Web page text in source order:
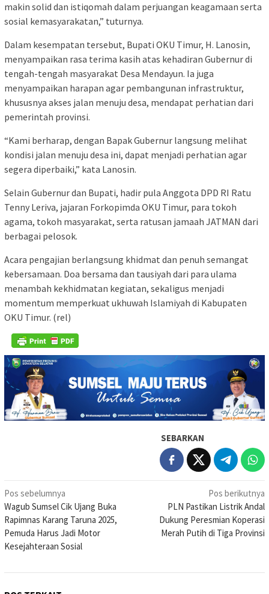
makin solid dan istiqomah dalam perjuangan keagamaan serta
sosial kemasyarakatan,” tuturnya.
Dalam kesempatan tersebut, Bupati OKU Timur, H. Lanosin,
menyampaikan rasa terima kasih atas kehadiran Gubernur di
tengah-tengah masyarakat Desa Mendayun. Ia juga
menyampaikan harapan agar pembangunan infrastruktur,
khususnya akses jalan menuju desa, mendapat perhatian dari
pemerintah provinsi.
“Kami berharap, dengan Bapak Gubernur langsung melihat
kondisi jalan menuju desa ini, dapat menjadi perhatian agar
segera diperbaiki,” kata Lanosin.
Selain Gubernur dan Bupati, hadir pula Anggota DPD RI Ratu
Tenny Leriva, jajaran Forkopimda OKU Timur, para tokoh
agama, tokoh masyarakat, serta ratusan jamaah JATMAN dari
berbagai pelosok.
Acara pengajian berlangsung khidmat dan penuh semangat
kebersamaan. Doa bersama dan tausiyah dari para ulama
menambah kekhidmatan kegiatan, sekaligus menjadi
momentum memperkuat ukhuwah Islamiyah di Kabupaten
OKU Timur. (rel)
SEBARKAN
Navigasi
pos
Pos sebelumnya
Wagub Sumsel Cik Ujang Buka
Rapimnas Karang Taruna 2025,
Pemuda Harus Jadi Motor
Kesejahteraan Sosial
Pos berikutnya
PLN Pastikan Listrik Andal
Dukung Peresmian Koperasi
Merah Putih di Tiga Provinsi